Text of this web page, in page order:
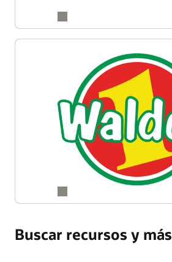
Buscar recursos y más